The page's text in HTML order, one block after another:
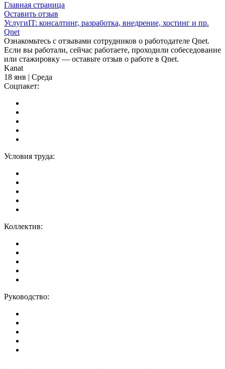
Главная страница
Оставить отзыв
УслугиIT: консалтинг, разработка, внедрение, хостинг и пр.
Qnet
Ознакомьтесь с отзывами сотрудников о работодателе Qnet.
Если вы работали, сейчас работаете, проходили собеседование
или стажировку — оставьте отзыв о работе в Qnet.
Kanat
18 янв | Среда
Соцпакет:
Условия труда:
Коллектив:
Руководство: